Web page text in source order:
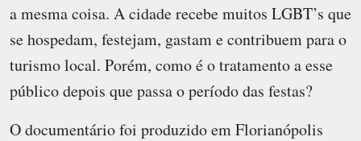
a mesma coisa. A cidade recebe muitos LGBT’s que
se hospedam, festejam, gastam e contribuem para o
turismo local. Porém, como é o tratamento a esse
público depois que passa o período das festas?
O documentário foi produzido em Florianópolis